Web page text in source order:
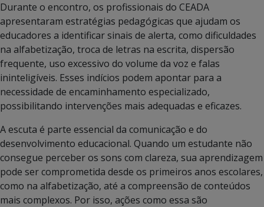
Durante o encontro, os profissionais do CEADA
apresentaram estratégias pedagógicas que ajudam os
educadores a identificar sinais de alerta, como dificuldades
na alfabetização, troca de letras na escrita, dispersão
frequente, uso excessivo do volume da voz e falas
ininteligíveis. Esses indícios podem apontar para a
necessidade de encaminhamento especializado,
possibilitando intervenções mais adequadas e eficazes.
A escuta é parte essencial da comunicação e do
desenvolvimento educacional. Quando um estudante não
consegue perceber os sons com clareza, sua aprendizagem
pode ser comprometida desde os primeiros anos escolares,
como na alfabetização, até a compreensão de conteúdos
mais complexos. Por isso, ações como essa são